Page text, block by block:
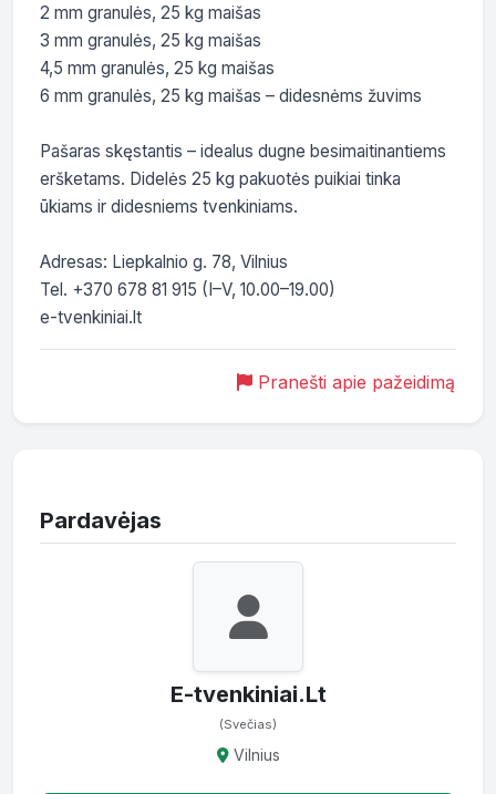
2 mm granulės, 25 kg maišas
3 mm granulės, 25 kg maišas
4,5 mm granulės, 25 kg maišas
6 mm granulės, 25 kg maišas – didesnėms žuvims
Pašaras skęstantis – idealus dugne besimaitinantiems
eršketams. Didelės 25 kg pakuotės puikiai tinka
ūkiams ir didesniems tvenkiniams.
Adresas: Liepkalnio g. 78, Vilnius
Tel. +370 678 81 915 (I–V, 10.00–19.00)
e-tvenkiniai.lt
Pranešti apie pažeidimą
Pardavėjas
E-tvenkiniai.Lt
(Svečias)
Vilnius